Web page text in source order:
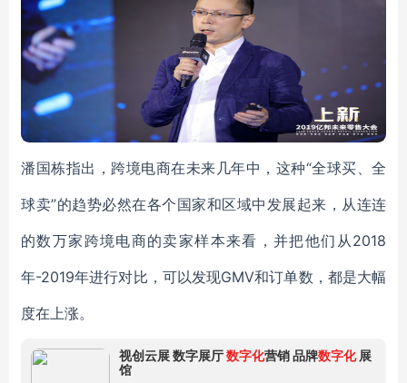
潘国栋指出，跨境电商在未来几年中，这种“全球买、全
球卖”的趋势必然在各个国家和区域中发展起来，从连连
的数万家跨境电商的卖家样本来看，并把他们从2018
年-2019年进行对比，可以发现GMV和订单数，都是大幅
度在上涨。
视创云展 数字展厅数字化营销 品牌数字化展
馆